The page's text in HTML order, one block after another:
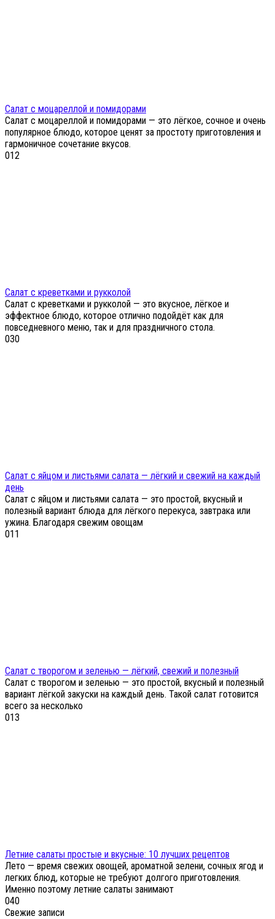
Салат с моцареллой и помидорами
Салат с моцареллой и помидорами — это лёгкое, сочное и очень
популярное блюдо, которое ценят за простоту приготовления и
гармоничное сочетание вкусов.
012
Салат с креветками и рукколой
Салат с креветками и рукколой — это вкусное, лёгкое и
эффектное блюдо, которое отлично подойдёт как для
повседневного меню, так и для праздничного стола.
030
Салат с яйцом и листьями салата — лёгкий и свежий на каждый
день
Салат с яйцом и листьями салата — это простой, вкусный и
полезный вариант блюда для лёгкого перекуса, завтрака или
ужина. Благодаря свежим овощам
011
Салат с творогом и зеленью — лёгкий, свежий и полезный
Салат с творогом и зеленью — это простой, вкусный и полезный
вариант лёгкой закуски на каждый день. Такой салат готовится
всего за несколько
013
Летние салаты простые и вкусные: 10 лучших рецептов
Лето — время свежих овощей, ароматной зелени, сочных ягод и
легких блюд, которые не требуют долгого приготовления.
Именно поэтому летние салаты занимают
040
Свежие записи